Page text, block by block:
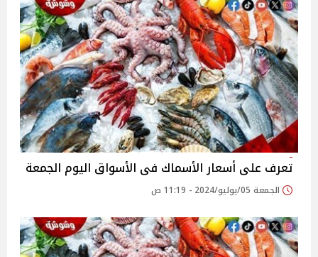
تعرف على أسعار الأسماك فى الأسواق اليوم الجمعة
الجمعة 05/يوليو/2024 - 11:19 ص